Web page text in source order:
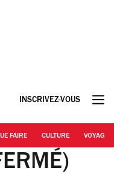
INSCRIVEZ-VOUS
FAIRE CULTURE VOYAGE